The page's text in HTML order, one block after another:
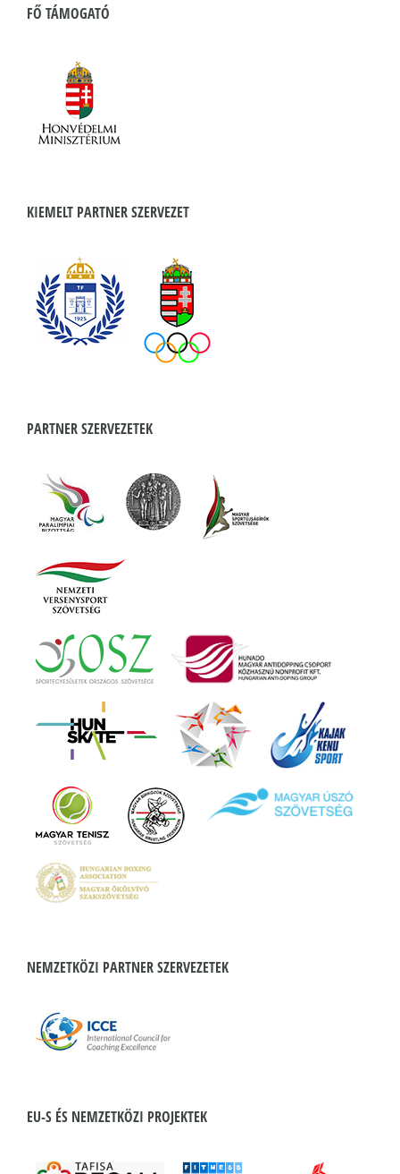
FŐ TÁMOGATÓ
KIEMELT PARTNER SZERVEZET
PARTNER SZERVEZETEK
NEMZETKÖZI PARTNER SZERVEZETEK
EU-S ÉS NEMZETKÖZI PROJEKTEK